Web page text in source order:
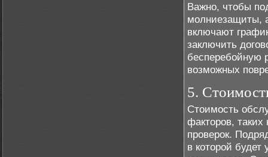
Важно, чтобы
молниезащиты,
включают
заключить
бесперебойную
возможных
5.
Стоимость
факторов,
проверок.
в которой